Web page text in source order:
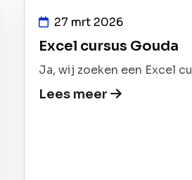
27 mrt 2026
Excel cursus Gouda
Ja, wij zoeken een Excel
Lees meer